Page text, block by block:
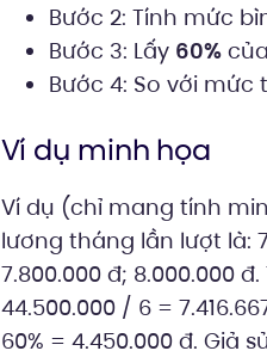
Bước 2: Tính mức
Bước 3: Lấy 60%
Bước 4: So với
Ví dụ minh họa
Ví dụ (chỉ mang tính
lương tháng lần lượt là:
7.800.000 đ; 8.000.000
44.500.000 / 6 =
60% = 4.450.000 đ.